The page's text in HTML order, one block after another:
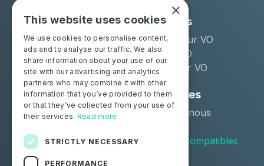
Solutions
Moba Certify Pro
Boutique
Industries
Remarketeur VO
Loueur LLD
Distributeur VO
Particuliers
Certifiez votre batterie
Ressources
Contactez-nous
Véhicules compatibles
×
This website uses cookies
We use cookies to personalise content,
ads and to analyse our traffic. We also
share information about your use of our
site with our advertising and analytics
partners who may combine it with other
information that you’ve provided to them
or that they’ve collected from your use of
their services. Read more
STRICTLY NECESSARY
PERFORMANCE